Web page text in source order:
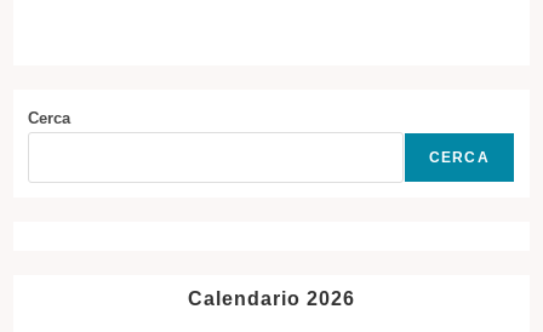
Cerca
CERCA
Calendario 2026